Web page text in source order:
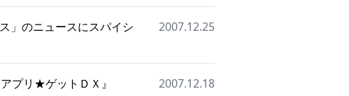
」のニュースにスパイシ
2007.12.25
プリ★ゲットＤＸ』 2007.12.18